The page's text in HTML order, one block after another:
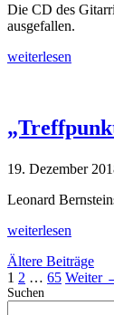
Die CD des
ausgefallen.
weiterlesen
19. Dezember
Leonard
weiterlesen
Ältere Beiträge
Seite
1 Seite
2 … Seite
65 Weiter
Suchen